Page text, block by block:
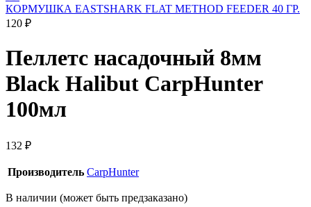
КОРМУШКА EASTSHARK FLAT METHOD FEEDER 40 ГР.
120 ₽
Пеллетс насадочный 8мм
Black Halibut CarpHunter
100мл
132 ₽
Производитель CarpHunter
В наличии (может быть предзаказано)